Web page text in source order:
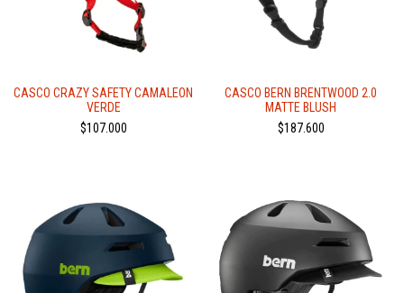
CASCO CRAZY SAFETY CAMALEON
VERDE
$107.000
CASCO BERN BRENTWOOD 2.0
MATTE BLUSH
$187.600